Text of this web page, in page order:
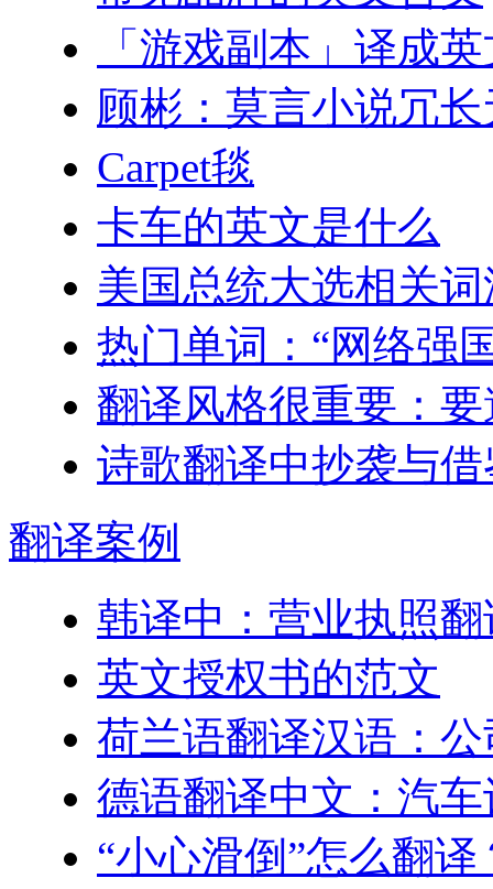
「游戏副本」译成
顾彬：莫言小说冗
Carpet毯
卡车的英文是什么
美国总统大选相关词
热门单词：“网络强
翻译风格很重要：
诗歌翻译中抄袭与
翻译案例
韩译中：营业执照翻
英文授权书的范文
荷兰语翻译汉语：
德语翻译中文：汽
“小心滑倒”怎么翻译